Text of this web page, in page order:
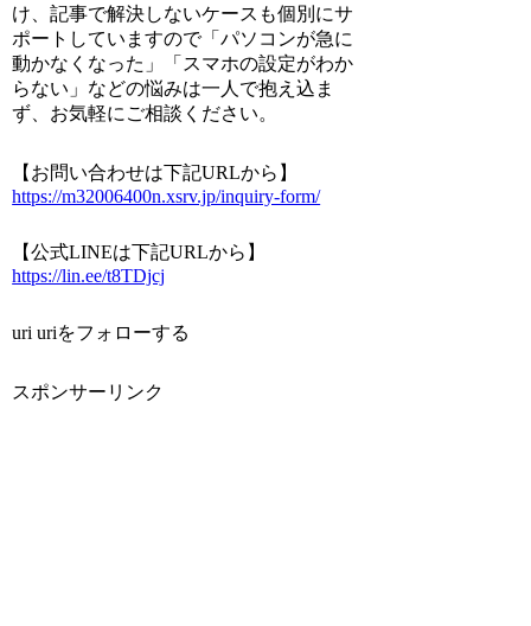
け、記事で解決しないケースも個別にサ
ポートしていますので「パソコンが急に
動かなくなった」「スマホの設定がわか
らない」などの悩みは一人で抱え込ま
ず、お気軽にご相談ください。
【お問い合わせは下記URLから】
https://m32006400n.xsrv.jp/inquiry-form/
【公式LINEは下記URLから】
https://lin.ee/t8TDjcj
uri uriをフォローする
スポンサーリンク